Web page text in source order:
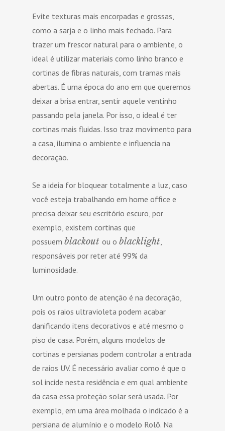
Evite texturas mais encorpadas e grossas,
como a sarja e o linho mais fechado. Para
trazer um frescor natural para o ambiente, o
ideal é utilizar materiais como linho branco e
cortinas de fibras naturais, com tramas mais
abertas. É uma época do ano em que queremos
deixar a brisa entrar, sentir aquele ventinho
passando pela janela. Por isso, o ideal é ter
cortinas mais fluidas. Isso traz movimento para
a casa, ilumina o ambiente e influencia na
decoração.
Se a ideia for bloquear totalmente a luz, caso
você esteja trabalhando em home office e
precisa deixar seu escritório escuro, por
exemplo, existem cortinas que
possuem blackout ou o blacklight,
responsáveis por reter até 99% da
luminosidade.
Um outro ponto de atenção é na decoração,
pois os raios ultravioleta podem acabar
danificando itens decorativos e até mesmo o
piso de casa. Porém, alguns modelos de
cortinas e persianas podem controlar a entrada
de raios UV. É necessário avaliar como é que o
sol incide nesta residência e em qual ambiente
da casa essa proteção solar será usada. Por
exemplo, em uma área molhada o indicado é a
persiana de alumínio e o modelo Rolô. Na